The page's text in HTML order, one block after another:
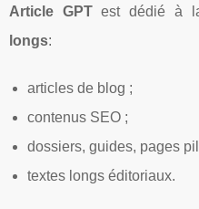
Article GPTest dédié à
longs:
articles de blog ;
contenus SEO ;
dossiers, guides, pages
textes longs éditoriaux.